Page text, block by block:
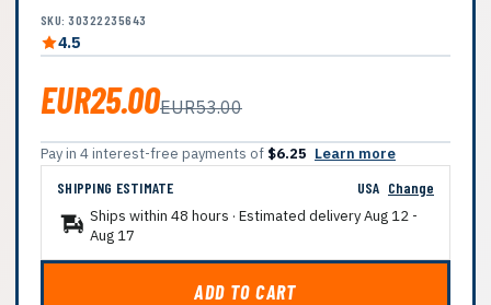
SKU: 30322235643
4.5
EUR25.00EUR53.00
Pay in 4 interest-free payments of $6.25 Learn more
SHIPPING ESTIMATE
USA Change
Ships within 48 hours · Estimated deliveryAug 12 -
Aug 17
ADD TO CART